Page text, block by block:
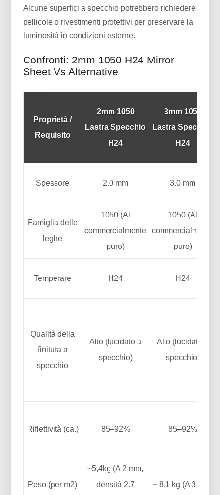
Alcune superfici a specchio potrebbero richiedere
pellicole o rivestimenti protettivi per preservare la
luminosità in condizioni esterne.
Confronti: 2mm 1050 H24 Mirror
Sheet Vs Alternative
Proprietà /
Requisito
2mm 1050
Lastra Specchio
H24
3mm 1050
Lastra Specchio
H24
Spessore 2.0 mm 3.0 mm
Famiglia delle
leghe
1050 (Al
commercialmente
puro)
1050 (Al
commercialmente
puro)
Temperare H24 H24
Qualità della
finitura a
specchio
Alto (lucidato a
specchio)
Alto (lucidato a
specchio)
Riflettività (ca.) 85–92% 85–92%
Peso (per m2)
~5,4kg (A 2 mm,
densità 2.7
~ 8.1 kg (A 3 mm)